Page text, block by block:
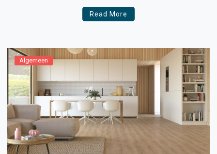
een aantrekkelijk uiterlijk, waardoor het een ideale
keuze is voor zowel residentiële als commerciële
Read More
Algemeen